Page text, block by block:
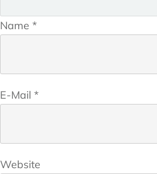
Name *
E-Mail *
Website